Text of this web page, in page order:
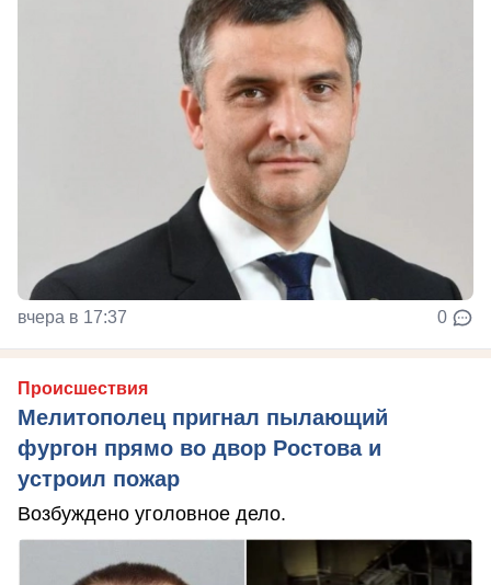
вчера в 17:37 0
Происшествия
Мелитополец пригнал пылающий
фургон прямо во двор Ростова и
устроил пожар
Возбуждено уголовное дело.